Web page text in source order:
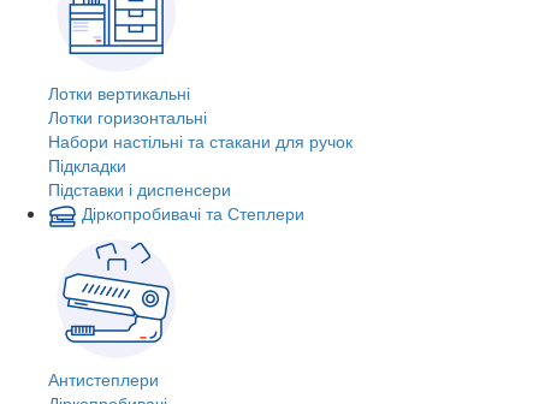
Лотки вертикальні
Лотки горизонтальні
Набори настільні та стакани для ручок
Підкладки
Підставки і диспенсери
Діркопробивачі та Степлери
Антистеплери